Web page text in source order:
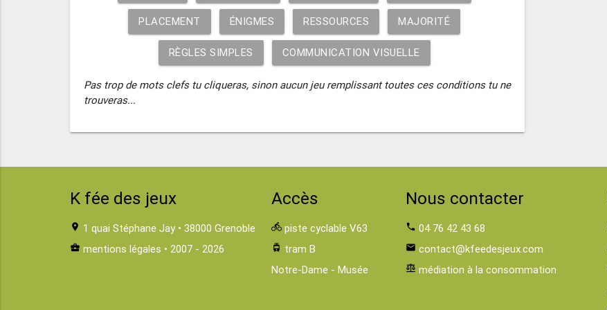
PLACEMENT ÉNIGMES RESSOURCES MAJORITÉ
RÈGLES SIMPLES COMMUNICATION VISUELLE
Pas trop de mots clefs tu cliqueras, sinon aucun jeu remplissant toutes ces conditions tu ne
trouveras...
K fée des jeux
location_on 1 quai Stéphane Jay • 38000 Grenoble
business_center mentions légales • 2007 - 2026
Accès
directions_bike piste cyclable V63
tram tram B
Notre-Dame - Musée
Nous contacter
phone 04 76 42 43 68
email contact@kfeedesjeux.com
balance médiation à la consommation